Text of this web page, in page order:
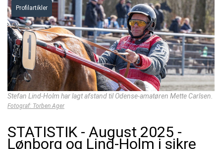
Profilartikler
Stefan Lind-Holm har lagt afstand til Odense-amatøren Mette Carlsen.
Fotograf: Torben Ager
STATISTIK - August 2025 -
Lønborg og Lind-Holm i sikre